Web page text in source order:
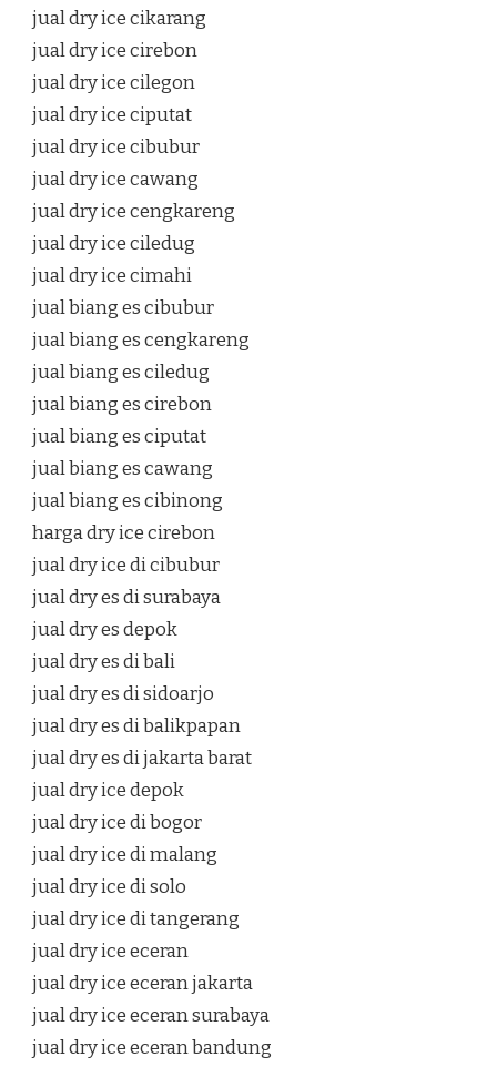
jual dry ice cikarang
jual dry ice cirebon
jual dry ice cilegon
jual dry ice ciputat
jual dry ice cibubur
jual dry ice cawang
jual dry ice cengkareng
jual dry ice ciledug
jual dry ice cimahi
jual biang es cibubur
jual biang es cengkareng
jual biang es ciledug
jual biang es cirebon
jual biang es ciputat
jual biang es cawang
jual biang es cibinong
harga dry ice cirebon
jual dry ice di cibubur
jual dry es di surabaya
jual dry es depok
jual dry es di bali
jual dry es di sidoarjo
jual dry es di balikpapan
jual dry es di jakarta barat
jual dry ice depok
jual dry ice di bogor
jual dry ice di malang
jual dry ice di solo
jual dry ice di tangerang
jual dry ice eceran
jual dry ice eceran jakarta
jual dry ice eceran surabaya
jual dry ice eceran bandung